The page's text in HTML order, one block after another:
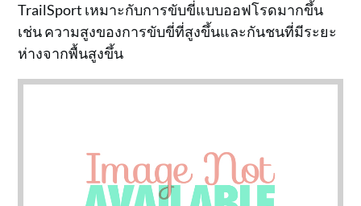
TrailSport เหมาะกับการขับขี่แบบออฟโรดมากขึ้น
เช่น ความสูงของการขับขี่ที่สูงขึ้นและกันชนที่มีระยะ
ห่างจากพื้นสูงขึ้น